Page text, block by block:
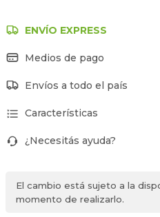
ENVÍO EXPRESS
Medios de pago
Envíos a todo el país
Características
¿Necesitás ayuda?
El cambio está sujeto a la
momento de realizarlo.